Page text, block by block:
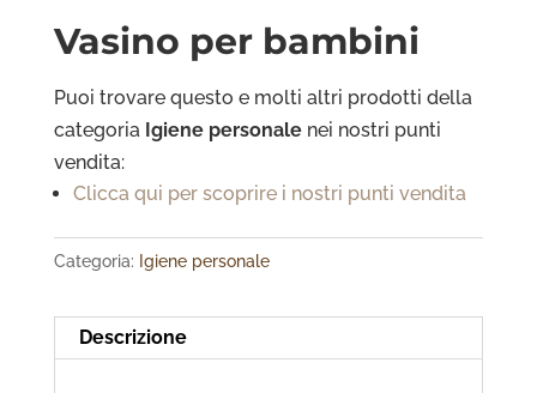
Vasino per bambini
Puoi trovare questo e molti altri prodotti della
categoria Igiene personale nei nostri punti
vendita:
Clicca qui per scoprire i nostri punti vendita
Categoria: Igiene personale
Descrizione